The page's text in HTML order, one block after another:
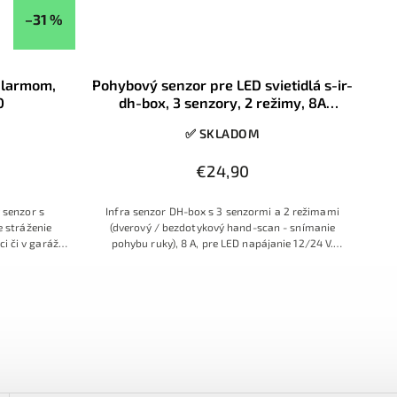
–31 %
s
stráženie
či v garáži.
Pohybový senzor pre LED svietidlá s-ir-
dh-box, 3 senzory, 2 režimy, 8A
✅ SKLADOM
€24,90
Infra senzor DH-box s 3 senzormi a 2 režimami
(dverový / bezdotykový hand-scan - snímanie
pohybu ruky), 8 A, pre LED napájanie 12/24 V.